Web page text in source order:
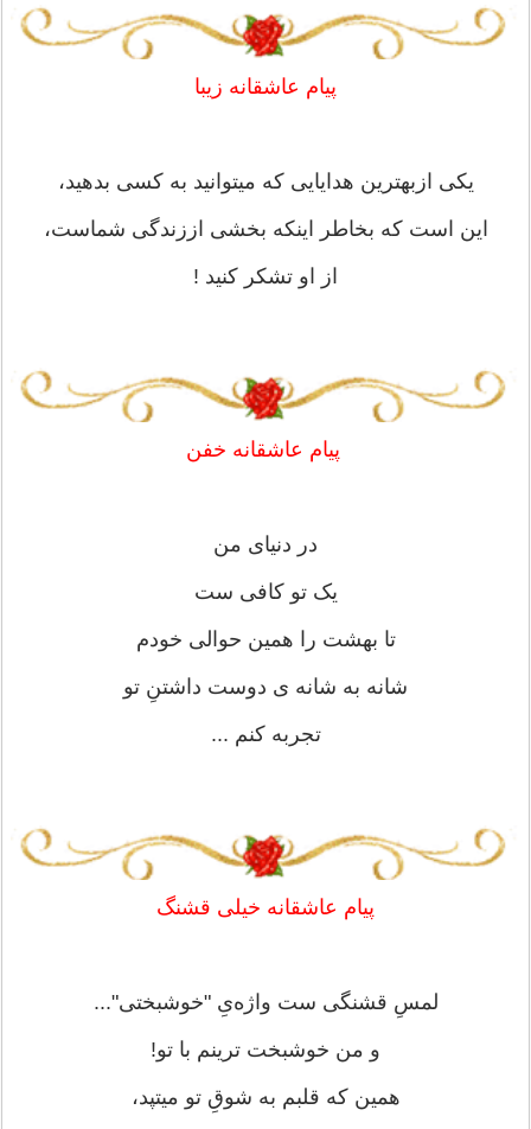
پیام عاشقانه زیبا
یکی ازبهترین هدایایی که میتوانید به کسی بدهید،
این است که بخاطر اینکه بخشی اززندگی شماست،
از او تشکر کنید !
پیام عاشقانه خفن
در دنیای من
یک تو کافی ست
تا بهشت را همین حوالی خودم
شانه به شانه ی دوست داشتنِ تو
تجربه کنم ...
پیام عاشقانه خیلی قشنگ
لمسِ قشنگی‌ ست واژه‌یِ "خوشبختی"...
و من خوشبخت‌ ترینم با تو!
همین که قلبم به شوقِ تو میتپد،